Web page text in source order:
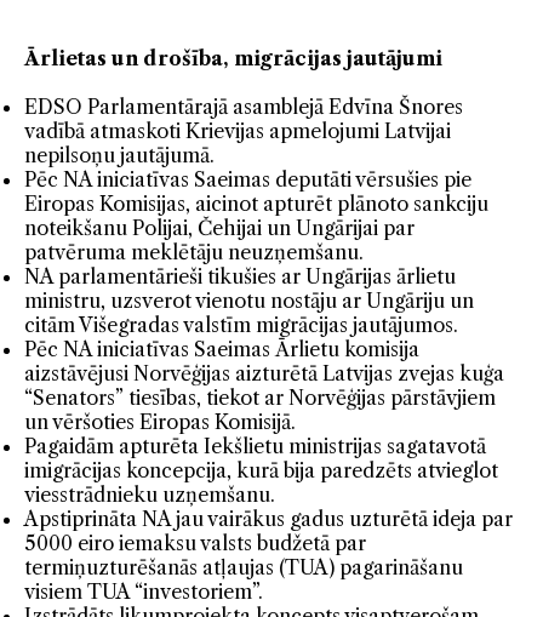
Ārlietas un drošība, migrācijas jautājumi
EDSO Parlamentārajā asamblejā Edvīna Šnores
vadībā atmaskoti Krievijas apmelojumi Latvijai
nepilsoņu jautājumā.
Pēc NA iniciatīvas Saeimas deputāti vērsušies pie
Eiropas Komisijas, aicinot apturēt plānoto sankciju
noteikšanu Polijai, Čehijai un Ungārijai par
patvēruma meklētāju neuzņemšanu.
NA parlamentārieši tikušies ar Ungārijas ārlietu
ministru, uzsverot vienotu nostāju ar Ungāriju un
citām Višegradas valstīm migrācijas jautājumos.
Pēc NA iniciatīvas Saeimas Ārlietu komisija
aizstāvējusi Norvēģijas aizturētā Latvijas zvejas kuģa
“Senators” tiesības, tiekot ar Norvēģijas pārstāvjiem
un vēršoties Eiropas Komisijā.
Pagaidām apturēta Iekšlietu ministrijas sagatavotā
imigrācijas koncepcija, kurā bija paredzēts atvieglot
viesstrādnieku uzņemšanu.
Apstiprināta NA jau vairākus gadus uzturētā ideja par
5000 eiro iemaksu valsts budžetā par
termiņuzturēšanās atļaujas (TUA) pagarināšanu
visiem TUA “investoriem”.